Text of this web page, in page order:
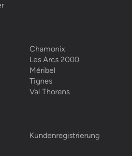
Sainte Foy Tarentaise
Sein Wissen war
eine sehr nette und
Sehr geduldig und
wir Anfänger waren. Ich
empfehle...read more
Chamonix
Les Arcs 2000
Méribel
Tignes
Val Thorens
Kundenregistrierung